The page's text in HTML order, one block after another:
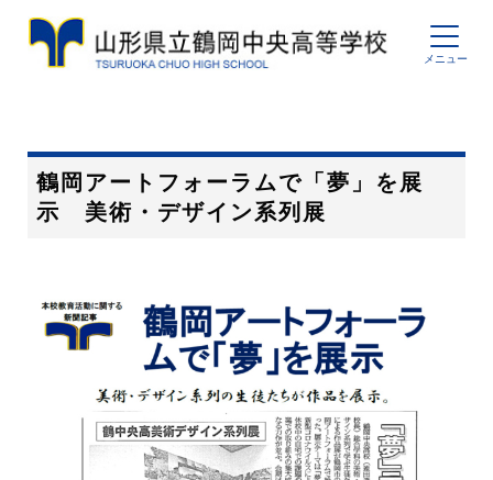
鶴岡アートフォーラムで「夢」を展
示 美術・デザイン系列展